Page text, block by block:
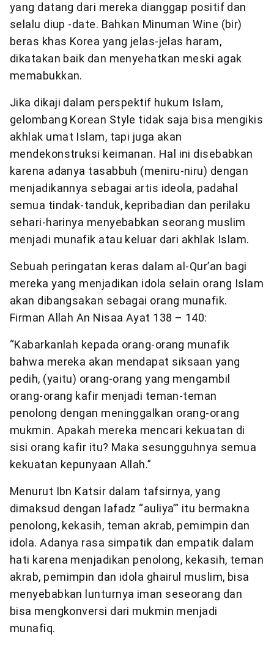
yang datang dari mereka dianggap positif dan
selalu diup -date. Bahkan Minuman Wine (bir)
beras khas Korea yang jelas-jelas haram,
dikatakan baik dan menyehatkan meski agak
memabukkan.
Jika dikaji dalam perspektif hukum Islam,
gelombang Korean Style tidak saja bisa mengikis
akhlak umat Islam, tapi juga akan
mendekonstruksi keimanan. Hal ini disebabkan
karena adanya tasabbuh (meniru-niru) dengan
menjadikannya sebagai artis ideola, padahal
semua tindak-tanduk, kepribadian dan perilaku
sehari-harinya menyebabkan seorang muslim
menjadi munafik atau keluar dari akhlak Islam.
Sebuah peringatan keras dalam al-Qur’an bagi
mereka yang menjadikan idola selain orang Islam
akan dibangsakan sebagai orang munafik.
Firman Allah An Nisaa Ayat 138 – 140:
“Kabarkanlah kepada orang-orang munafik
bahwa mereka akan mendapat siksaan yang
pedih, (yaitu) orang-orang yang mengambil
orang-orang kafir menjadi teman-teman
penolong dengan meninggalkan orang-orang
mukmin. Apakah mereka mencari kekuatan di
sisi orang kafir itu? Maka sesungguhnya semua
kekuatan kepunyaan Allah.”
Menurut Ibn Katsir dalam tafsirnya, yang
dimaksud dengan lafadz “auliya’” itu bermakna
penolong, kekasih, teman akrab, pemimpin dan
idola. Adanya rasa simpatik dan empatik dalam
hati karena menjadikan penolong, kekasih, teman
akrab, pemimpin dan idola ghairul muslim, bisa
menyebabkan lunturnya iman seseorang dan
bisa mengkonversi dari mukmin menjadi
munafiq.